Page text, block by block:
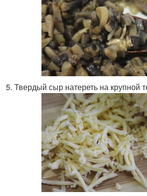
Твердый сыр натереть на крупной